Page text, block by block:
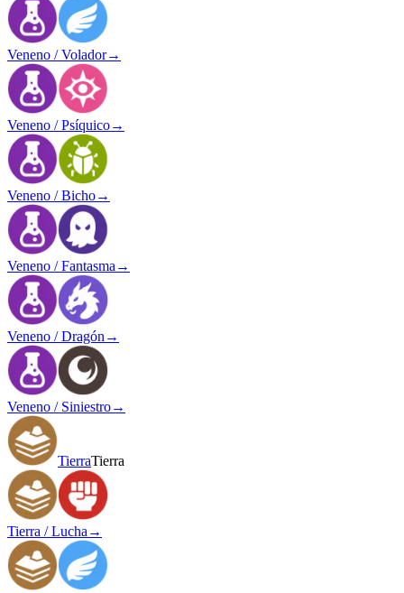
Veneno / Volador→
Veneno / Psíquico→
Veneno / Bicho→
Veneno / Fantasma →
Veneno / Dragón →
Veneno / Siniestro→
TierraTierra
Tierra / Lucha →